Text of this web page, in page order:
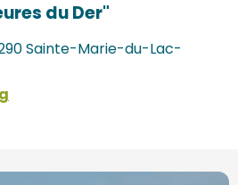
du Der"
Sainte-Marie-du-Lac-